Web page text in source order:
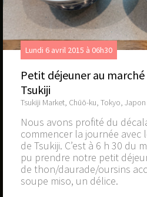
Lundi 6 avril 2015 à 06h30
Petit déjeuner au
Tsukiji
Tsukiji Market, Chūō-ku, Tokyo, Japon
Nous avons profité du
commencer la journée avec
de Tsukiji. C’est à 6 h 30 du
pu prendre notre petit
de thon/daurade/oursins
soupe miso, un délice.